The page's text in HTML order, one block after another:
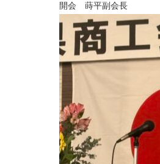
部
連
合
会
総
会
は
開会 蒔平副会長